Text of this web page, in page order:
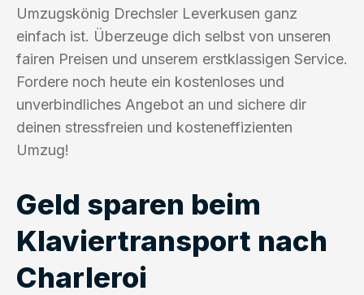
Umzugskönig Drechsler Leverkusen ganz
einfach ist. Überzeuge dich selbst von unseren
fairen Preisen und unserem erstklassigen Service.
Fordere noch heute ein kostenloses und
unverbindliches Angebot an und sichere dir
deinen stressfreien und kosteneffizienten
Umzug!
Geld sparen beim
Klaviertransport nach
Charleroi